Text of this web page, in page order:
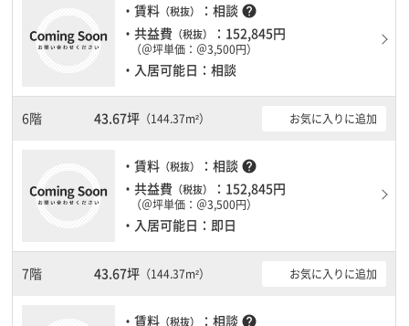
・賃料 （税抜） ：相談 help
・共益費 （税抜） ：152,845円
（＠坪単価：＠3,500円）
・入居可能日：相談
6階 43.67坪 （144.37m²） お気に入りに追加
・賃料 （税抜） ：相談 help
・共益費 （税抜） ：152,845円
（＠坪単価：＠3,500円）
・入居可能日：即日
7階 43.67坪 （144.37m²） お気に入りに追加
・賃料 （税抜） ：相談 help